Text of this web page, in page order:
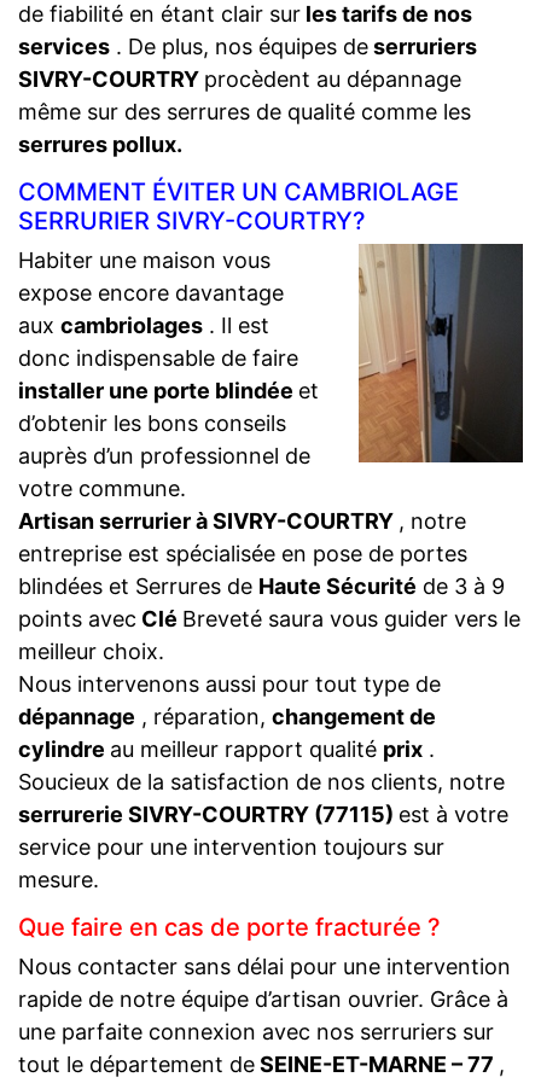
de fiabilité en étant clair sur les tarifs de nos
services . De plus, nos équipes deserruriers
SIVRY-COURTRY procèdent au dépannage
même sur des serrures de qualité comme les
serrures pollux.
COMMENT ÉVITER UN CAMBRIOLAGE
SERRURIER SIVRY-COURTRY?
Habiter une maison vous
expose encore davantage
aux cambriolages . Il est
donc indispensable de faire
installer une porte blindée et
d’obtenir les bons conseils
auprès d’un professionnel de
votre commune.
Artisan serrurier à SIVRY-COURTRY , notre
entreprise est spécialisée en pose de portes
blindées et Serrures de Haute Sécurité de 3 à 9
points avec Clé Breveté saura vous guider vers le
meilleur choix.
Nous intervenons aussi pour tout type de
dépannage , réparation, changement de
cylindre au meilleur rapport qualité prix .
Soucieux de la satisfaction de nos clients, notre
serrurerie SIVRY-COURTRY (77115) est à votre
service pour une intervention toujours sur
mesure.
Que faire en cas de porte fracturée ?
Nous contacter sans délai pour une intervention
rapide de notre équipe d’artisan ouvrier. Grâce à
une parfaite connexion avec nos serruriers sur
tout le département deSEINE-ET-MARNE – 77 ,